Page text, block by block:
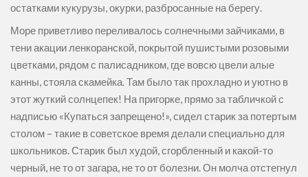
остатками кукурузы, окурки, разбросанные на берегу.
Море приветливо переливалось солнечными зайчиками, в
тени акации ленкоранской, покрытой пушистыми розовыми
цветками, рядом с палисадником, где вовсю цвели алые
канны, стояла скамейка. Там было так прохладно и уютно в
этот жуткий солнцепек! На пригорке, прямо за табличкой с
надписью «Купаться запрещено!», сидел старик за потертым
столом – такие в советское время делали специально для
школьников. Старик был худой, сгорбленный и какой-то
черный, не то от загара, не то от болезни. Он молча отстегнул